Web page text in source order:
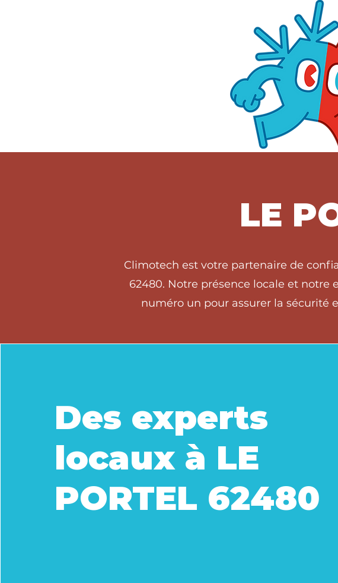
LE
Climotech est votre partenaire de
62480. Notre présence locale et
numéro un pour assurer la sécurité
Des experts
locaux à LE
PORTEL 62480